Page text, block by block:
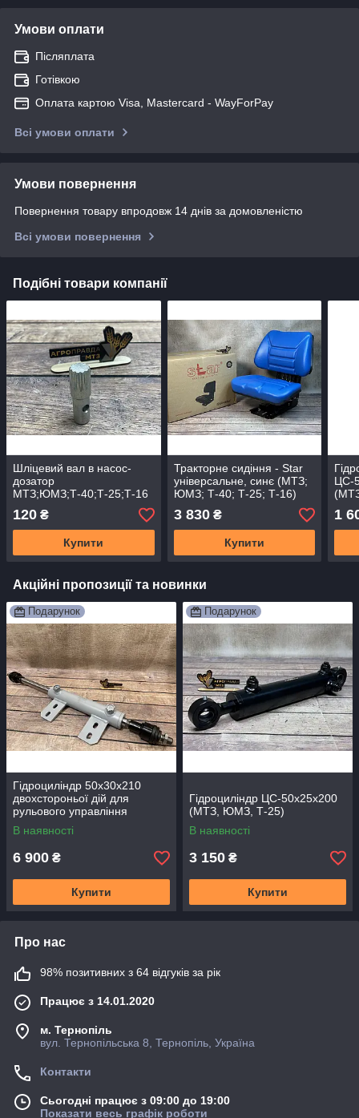
Умови оплати
Післяплата
Готівкою
Оплата картою Visa, Mastercard - WayForPay
Всі умови оплати
Умови повернення
Повернення товару впродовж 14 днів за домовленістю
Всі умови повернення
Подібні товари компанії
Шліцевий вал в насос-
дозатор
МТЗ;ЮМЗ;Т-40;Т-25;Т-16
120 ₴
Купити
Тракторне сидіння - Star
універсальне, синє (МТЗ;
ЮМЗ; Т-40; Т-25; Т-16)
(Туреччина)
3 830₴
Купити
ЦС-
1
Акційні пропозиції та новинки
Подарунок
Гідроциліндр 50х30х210
двохстороньої дій для
рульового управління
МТЗ-80,ЮМЗ,Т-40
В наявності
6 900 ₴
Купити
Подарунок
Гідроциліндр ЦС-50х25х200
(МТЗ, ЮМЗ, Т-25)
В наявності
3 150 ₴
Купити
Про нас
98% позитивних з 64 відгуків за рік
Працює з 14.01.2020
м. Тернопіль
вул. Тернопільська 8, Тернопіль, Україна
Контакти
Сьогодні працює з 09:00 до 19:00
Показати весь графік роботи